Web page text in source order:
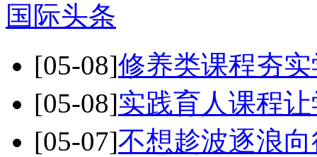
国际头条
[05-08]修养类课程夯
[05-08]实践育人课程
[05-07]不想趁波逐浪